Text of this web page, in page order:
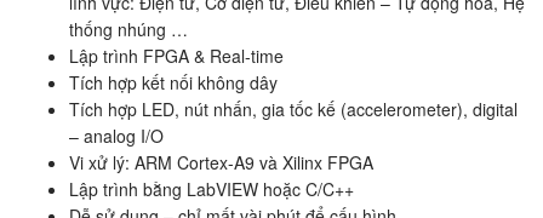
thống nhúng …
Lập trình FPGA & Real-time
Tích hợp kết nối không dây
Tích hợp LED, nút nhấn, gia tốc kế (accelerometer), digital
– analog I/O
Vi xử lý: ARM Cortex-A9 và Xilinx FPGA
Lập trình bằng LabVIEW hoặc C/C++